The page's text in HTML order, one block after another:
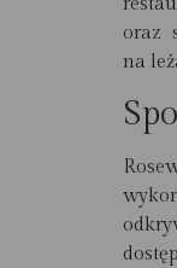
oraz
na